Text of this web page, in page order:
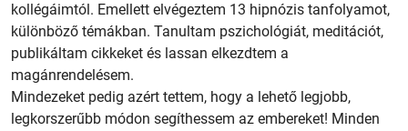
kollégáimtól. Emellett elvégeztem 13 hipnózis tanfolyamot,
különböző témákban. Tanultam pszichológiát, meditációt,
publikáltam cikkeket és lassan elkezdtem a
magánrendelésem.
Mindezeket pedig azért tettem, hogy a lehető legjobb,
legkorszerűbb módon segíthessem az embereket! Minden